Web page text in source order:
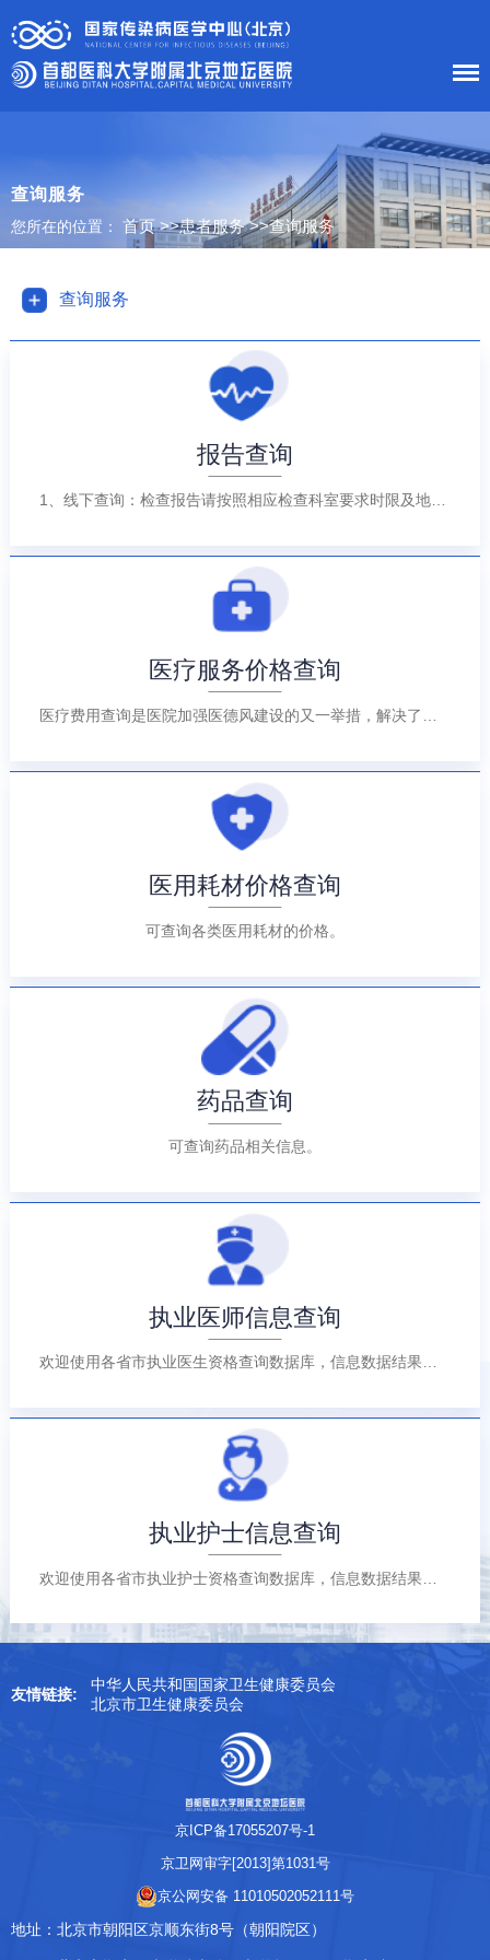
患者服务
科室导航
护理工作
科研教学
院务公开
中文版
EN
查询服务
您所在的位置： 首页>>患者服务>>查询服务
查询服务
报告查询
1、线下查询：检查报告请按照相应检查科室要求时限及地点领取；化验报告请按照检验告知单提示时间自行至门诊区域自助机打印。 2、线上查询：可通过北京地坛医院智慧服务平台查询报告结果。
医疗服务价格查询
医用耗材价格查询
可查询各类医用耗材的价格。
药品查询
可查询药品相关信息。
执业医师信息查询
欢迎使用各省市执业医生资格查询数据库，信息数据结果以各省、自治区、直辖市卫生健康委数据为准。 查询数据截止到2025年5月11日22时。
执业护士信息查询
友情链接:
中华人民共和国国家卫生健康委员会
北京市卫生健康委员会
京ICP备17055207号-1
京卫网审字[2013]第1031号
京公网安备 11010502052111号
地址： 北京市朝阳区京顺东街8号（朝阳院区）